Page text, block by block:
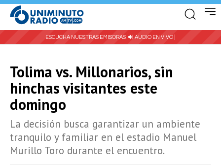
ESCUCHA NUESTRAS EMISORAS: 🔊 AUDIO EN VIVO |
Tolima vs. Millonarios, sin
hinchas visitantes este
domingo
La decisión busca garantizar un ambiente
tranquilo y familiar en el estadio Manuel
Murillo Toro durante el encuentro.